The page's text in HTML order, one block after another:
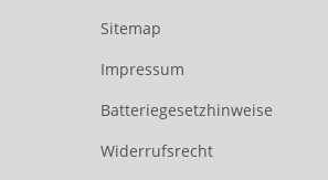
Sitemap
Impressum
Batteriegesetzhinweise
Widerrufsrecht